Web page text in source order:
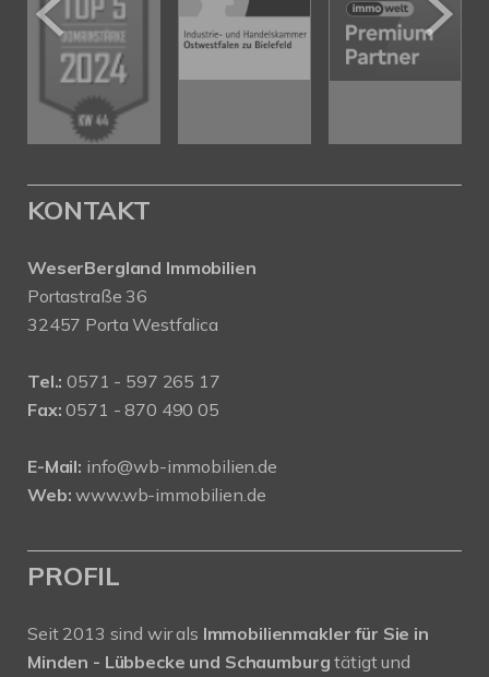
KONTAKT
WeserBergland Immobilien
Portastraße 36
32457 Porta Westfalica
Tel.: 0571 - 597 265 17
Fax: 0571 - 870 490 05
E-Mail: info@wb-immobilien.de
Web: www.wb-immobilien.de
PROFIL
Seit 2013 sind wir als Immobilienmakler für Sie in
Minden - Lübbecke und Schaumburgtätigt und